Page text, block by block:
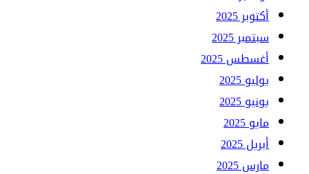
أكتوبر 2025
سبتمبر 2025
أغسطس 2025
يوليو 2025
يونيو 2025
مايو 2025
أبريل 2025
مارس 2025